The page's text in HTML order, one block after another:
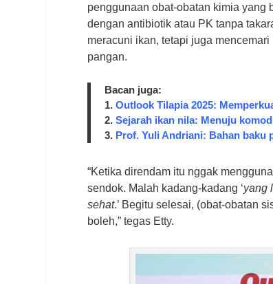
penggunaan obat-obatan kimia yang
dengan antibiotik atau PK tanpa
meracuni ikan, tetapi juga
pangan.
Bacan juga:
1.Outlook Tilapia 2025:
2.Sejarah ikan nila: Menuju
3. Prof. Yuli Andriani: Bahan baku
“Ketika direndam itu nggak
sendok. Malah kadang-kadang ‘yang
sehat.’ Begitu selesai, (obat-obatan
boleh,” tegas Etty.